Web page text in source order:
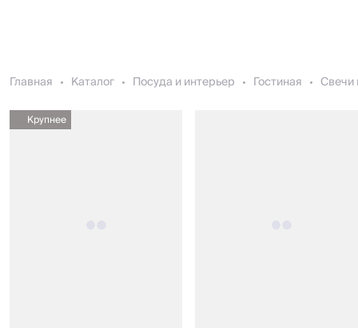
Главная Каталог Посуда и интерьер Гостиная Свечи
Крупнее